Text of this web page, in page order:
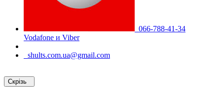
066-788-41-34
Vodafone и Viber
shults.com.ua@gmail.com
Скрізь